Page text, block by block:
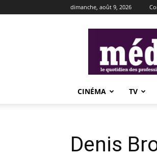
dimanche, août 9, 2026
CINÉMA TV
Denis